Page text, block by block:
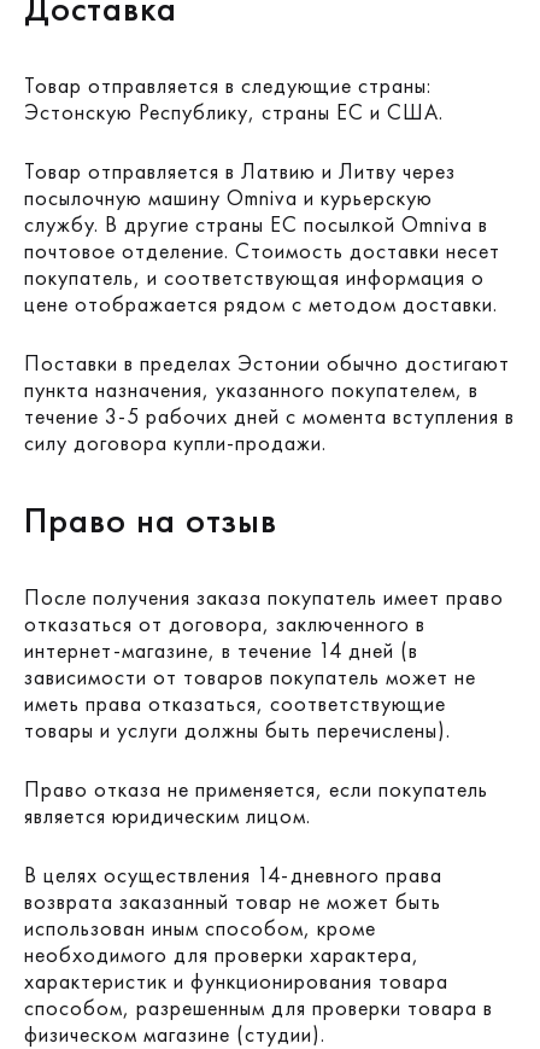
Товар отправляется в следующие страны:
Эстонскую Республику, страны ЕС и США.
Товар отправляется в Латвию и Литву через
посылочную машину Omniva и курьерскую
службу. В другие страны ЕС посылкой Omniva в
почтовое отделение. Стоимость доставки несет
покупатель, и соответствующая информация о
цене отображается рядом с методом доставки.
Поставки в пределах Эстонии обычно достигают
пункта назначения, указанного покупателем, в
течение 3-5 рабочих дней с момента вступления в
силу договора купли-продажи.
Право на отзыв
После получения заказа покупатель имеет право
отказаться от договора, заключенного в
интернет-магазине, в течение 14 дней (в
зависимости от товаров покупатель может не
иметь права отказаться, соответствующие
товары и услуги должны быть перечислены).
Право отказа не применяется, если покупатель
является юридическим лицом.
В целях осуществления 14-дневного права
возврата заказанный товар не может быть
использован иным способом, кроме
необходимого для проверки характера,
характеристик и функционирования товара
способом, разрешенным для проверки товара в
физическом магазине (студии).